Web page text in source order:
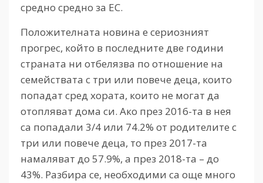
средно средно за ЕС.
Положителната новина е сериозният
прогрес, който в последните две години
страната ни отбелязва по отношение на
семействата с три или повече деца, които
попадат сред хората, които не могат да
отопляват дома си. Ако през 2016-та в нея
са попадали 3/4 или 74.2% от родителите с
три или повече деца, то през 2017-та
намаляват до 57.9%, а през 2018-та – до
43%. Разбира се, необходими са още много